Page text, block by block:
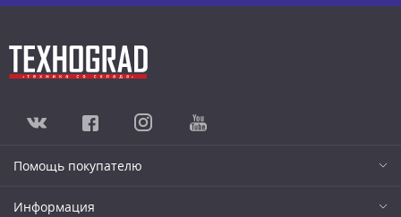
Помощь покупателю
Информация